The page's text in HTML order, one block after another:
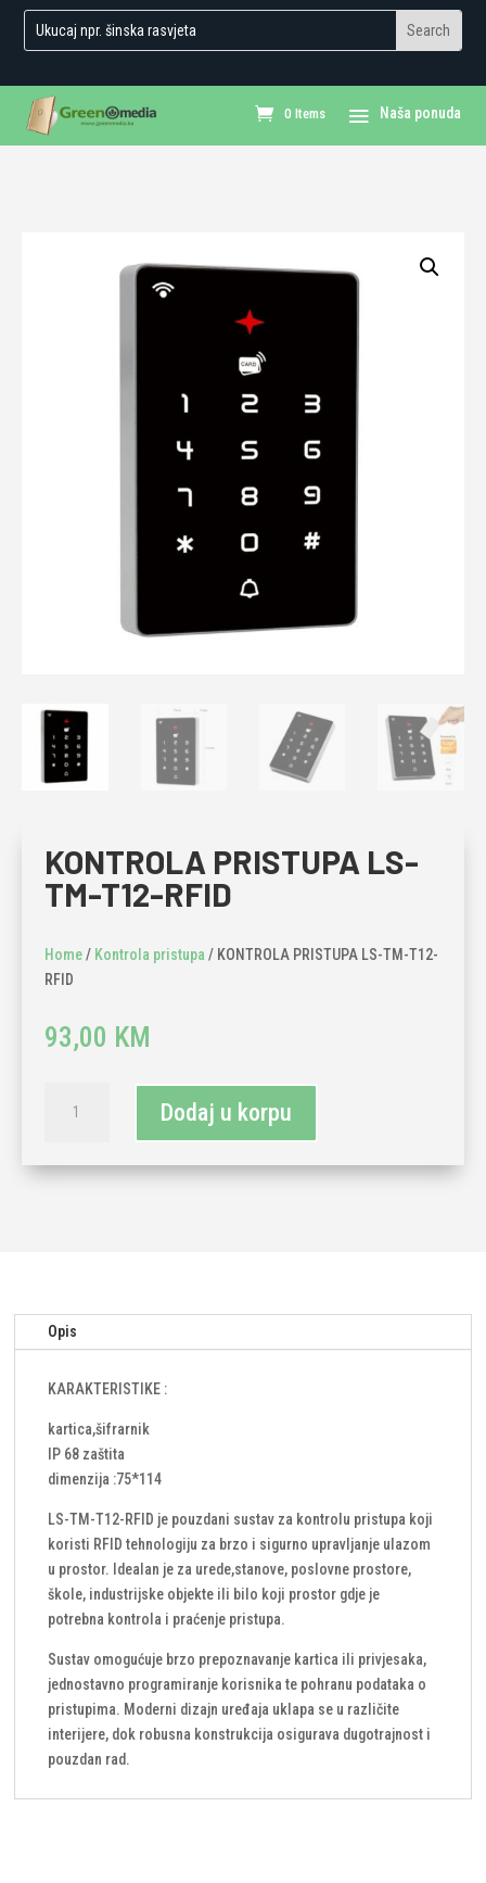
0 Items
KONTROLA PRISTUPA LS-
TM-T12-RFID
Home/ Kontrola pristupa / KONTROLA PRISTUPA LS-TM-T12-
RFID
93,00 KM
PRISTUPA
TM-
Dodaj u korpu
Opis
KARAKTERISTIKE :
kartica,šifrarnik
IP 68 zaštita
dimenzija :75*114
LS-TM-T12-RFID je pouzdani sustav za kontrolu pristupa koji
koristi RFID tehnologiju za brzo i sigurno upravljanje ulazom
u prostor. Idealan je za urede,stanove, poslovne prostore,
škole, industrijske objekte ili bilo koji prostor gdje je
potrebna kontrola i praćenje pristupa.
Sustav omogućuje brzo prepoznavanje kartica ili privjesaka,
jednostavno programiranje korisnika te pohranu podataka o
pristupima. Moderni dizajn uređaja uklapa se u različite
interijere, dok robusna konstrukcija osigurava dugotrajnost i
pouzdan rad.